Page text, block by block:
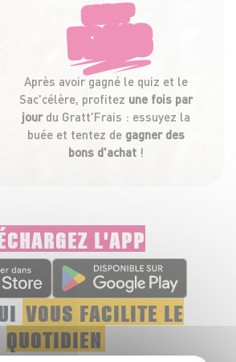
GRATT'
FRAIS
Après avoir gagné le quiz et le
Sac'célère, profitez une fois par
jourdu Gratt'Frais : essuyez la
buée et tentez de gagner des
bons d'achat !
L'APP
VOUS FACILITE LE
QUOTIDIEN